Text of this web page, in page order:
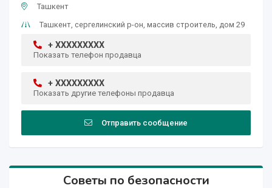
Ташкент
Ташкент, сергелинский р-он, массив строитель, дом 29
+ XXXXXXXXX
Показать телефон продавца
+ XXXXXXXXX
Показать другие телефоны продавца
Отправить сообщение
Советы по безопасности